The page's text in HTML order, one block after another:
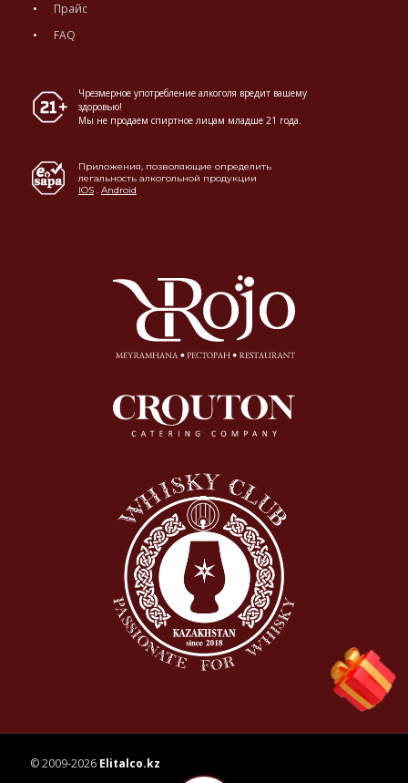
Прайс
FAQ
Чрезмерное употребление алкоголя вредит вашему
здоровью!
Мы не продаем спиртное лицам младше 21 года.
Приложения, позволяющие определить
легальность алкогольной продукции
IOS . Android
© 2009-2026 Elitalco.kz